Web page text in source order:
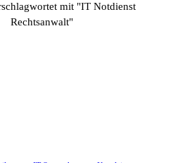
mit "IT Notdienst
Rechtsanwalt"